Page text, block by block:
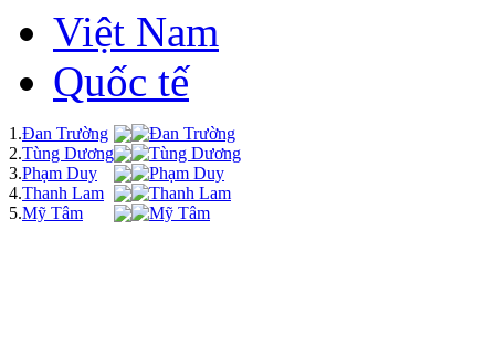
Việt Nam
Quốc tế
1.Đan Trường
2.Tùng Dương
3.Phạm Duy
4.Thanh Lam
5.Mỹ Tâm